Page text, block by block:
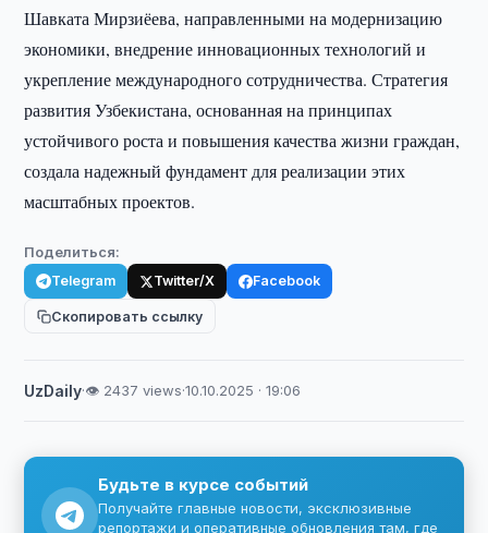
Шавката Мирзиёева, направленными на модернизацию
экономики, внедрение инновационных технологий и
укрепление международного сотрудничества. Стратегия
развития Узбекистана, основанная на принципах
устойчивого роста и повышения качества жизни граждан,
создала надежный фундамент для реализации этих
масштабных проектов.
Поделиться:
Telegram Twitter/X Facebook
Скопировать ссылку
UzDaily·👁 2437 views·10.10.2025 · 19:06
Будьте в курсе событий
Получайте главные новости, эксклюзивные
репортажи и оперативные обновления там, где